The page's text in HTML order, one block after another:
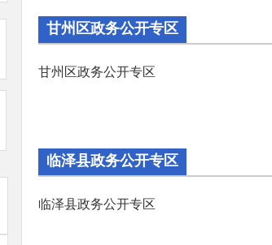
甘州区政务公开专区
甘州区政务公开专区
临泽县政务公开专区
临泽县政务公开专区